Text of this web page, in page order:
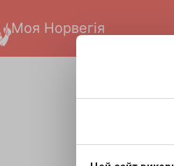
Моя Норвегія
З